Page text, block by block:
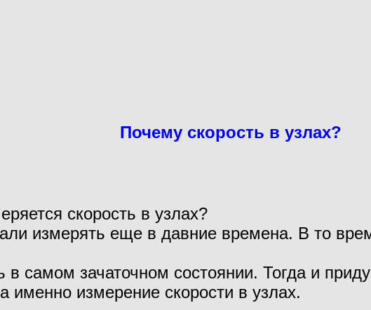
Почему скорость в узлах?
скорость в узлах?
измерять еще в давние времена. В то
в самом зачаточном состоянии. Тогда и
именно измерение скорости в узлах.